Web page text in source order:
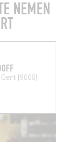
NEMEN
Gent (9000)